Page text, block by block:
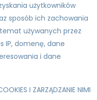
użytkowników
sposób ich zachowania
używanych przez
IP, domenę, dane
i dane
I ZARZĄDZANIE NIMI